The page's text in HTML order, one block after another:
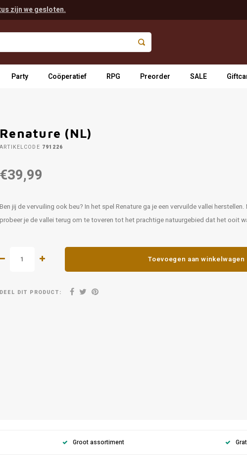
zijn we gesloten.
Party Coöperatief RPG Preorder SALE
Renature (NL)
ARTIKELCODE 791226
€39,99
Ben jij de vervuiling ook beu? In het spel Renature ga je een vervuilde vallei
probeer je de vallei terug om te toveren tot het prachtige natuurgebied dat het ooit
Toevoegen aan winkelwagen
DEEL DIT PRODUCT:
Groot assortiment